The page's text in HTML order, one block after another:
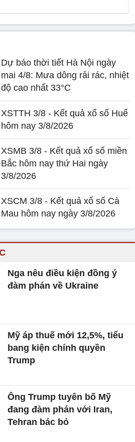
Dự báo thời tiết Hà Nội ngày
mai 4/8: Mưa dông rải rác, nhiệt
độ cao nhất 33°C
XSTTH 3/8 - Kết quả xổ số Huế
hôm nay 3/8/2026
XSMB 3/8 - Kết quả xổ số miền
Bắc hôm nay thứ Hai ngày
3/8/2026
XSCM 3/8 - Kết quả xổ số Cà
Mau hôm nay ngày 3/8/2026
Nga nêu điều kiện đồng ý
đàm phán về Ukraine
Mỹ áp thuế mới 12,5%, tiểu
bang kiện chính quyền
Trump
Ông Trump tuyên bố Mỹ
đang đàm phán với Iran,
Tehran bác bỏ